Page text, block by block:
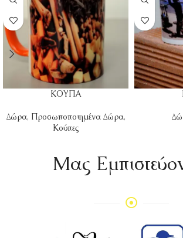
ΚΟΥΠΑ
Δώρα, Προσωποποιημένα Δώρα,
Κούπες
Mας